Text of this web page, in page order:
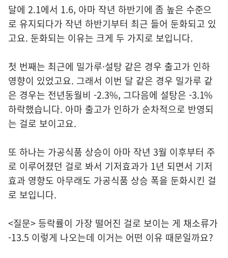
달에 2.1에서 1.6, 아마 작년 하반기에 좀 높은 수준으
로 유지되다가 작년 하반기부터 최근 들어 둔화되고 있
고요. 둔화되는 이유는 크게 두 가지로 보입니다.
첫 번째는 최근에 밀가루·설탕 같은 경우 출고가 인하
영향이 있었고요. 그래서 이번 달 같은 경우 밀가루 같
은 경우는 전년동월비 -2.3%, 그다음에 설탕은 -3.1%
하락했습니다. 아마 출고가 인하가 순차적으로 반영되
는 걸로 보이고요.
또 하나는 가공식품 상승이 아마 작년 3월 이후부터 주
로 이루어졌던 걸로 봐서 기저효과가 1년 되면서 기저
효과 영향도 아무래도 가공식품 상승 폭을 둔화시킨 걸
로 보입니다.
<질문> 등락률이 가장 떨어진 걸로 보이는 게 채소류가
-13.5 이렇게 나오는데 이거는 어떤 이유 때문일까요?